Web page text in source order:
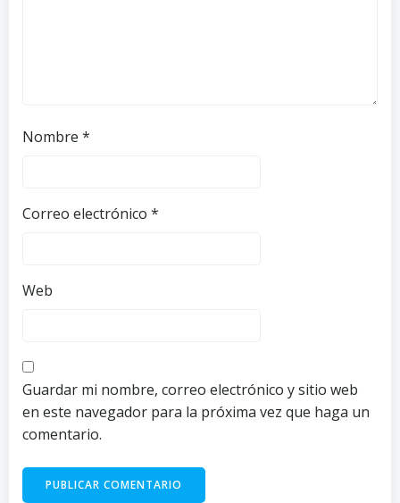
Nombre *
Correo electrónico *
Web
Guardar mi nombre, correo electrónico y sitio web
en este navegador para la próxima vez que haga un
comentario.